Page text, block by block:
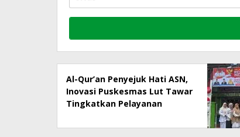
Al-Qur’an Penyejuk Hati ASN,
Inovasi Puskesmas Lut Tawar
Tingkatkan Pelayanan